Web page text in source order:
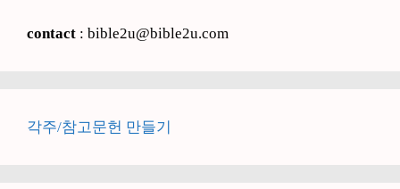
contact : bible2u@bible2u.com
각주/참고문헌 만들기